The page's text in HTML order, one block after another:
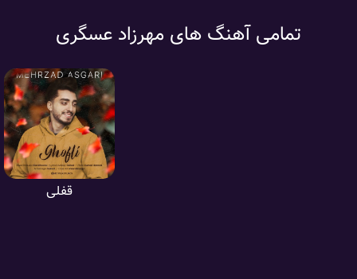
تمامی آهنگ های مهرزاد عسگری
قفلی